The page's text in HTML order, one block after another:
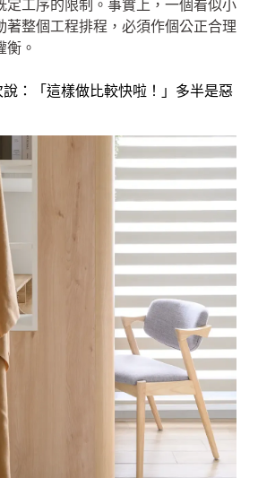
定工序的限制。事實上，一個看似小
著整個工程排程，必須作個公正合理
衡。
說：「這樣做比較快啦！」多半是惡